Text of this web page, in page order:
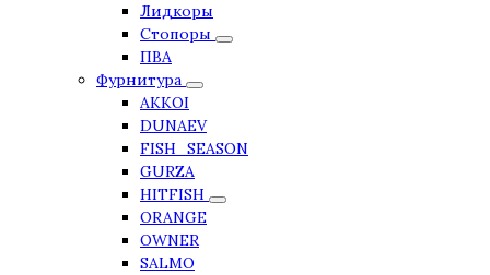
Лидкоры
Стопоры
ПВА
Фурнитура
AKKOI
DUNAEV
FISH_SEASON
GURZA
HITFISH
ORANGE
OWNER
SALMO